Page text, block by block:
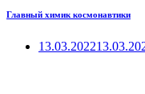
Главный химик космонавтики
13.03.2022